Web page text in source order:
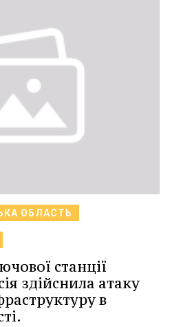
ОБЛАСТЬ
станції
здійснила атаку
в